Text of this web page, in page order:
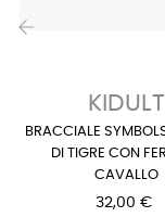
KIDULT
BRACCIALE
DI TIGRE CON
CAVALLO
32,00 €